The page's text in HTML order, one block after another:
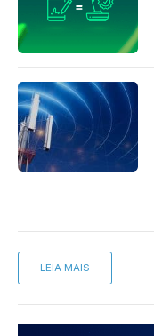
LEIA MAIS